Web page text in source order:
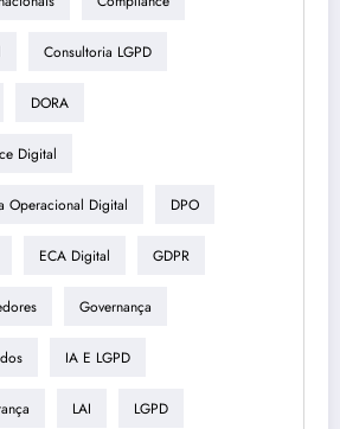
Consultoria LGPD
DORA
Digital
Operacional Digital DPO
ECA Digital GDPR
Governança
IA E LGPD
LAI LGPD